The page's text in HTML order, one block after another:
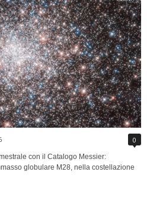
0
con il Catalogo Messier:
globulare M28, nella costellazione